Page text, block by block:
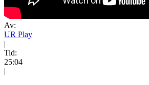
Av:
UR Play
|
Tid:
25:04
|